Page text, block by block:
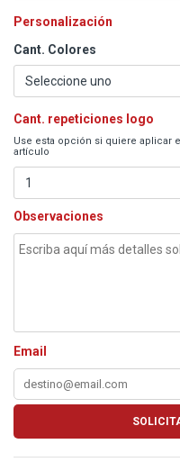
Personalización
Cant. Colores
Cant. repeticiones logo
Use esta opción si quiere aplicar
artículo
Observaciones
Email